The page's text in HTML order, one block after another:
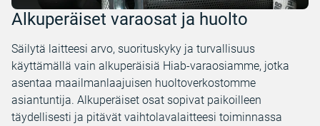
Alkuperäiset varaosat ja huolto
Säilytä laitteesi arvo, suorituskyky ja turvallisuus
käyttämällä vain alkuperäisiä Hiab-varaosiamme, jotka
asentaa maailmanlaajuisen huoltoverkostomme
asiantuntija. Alkuperäiset osat sopivat paikoilleen
täydellisesti ja pitävät vaihtolavalaitteesi toiminnassa